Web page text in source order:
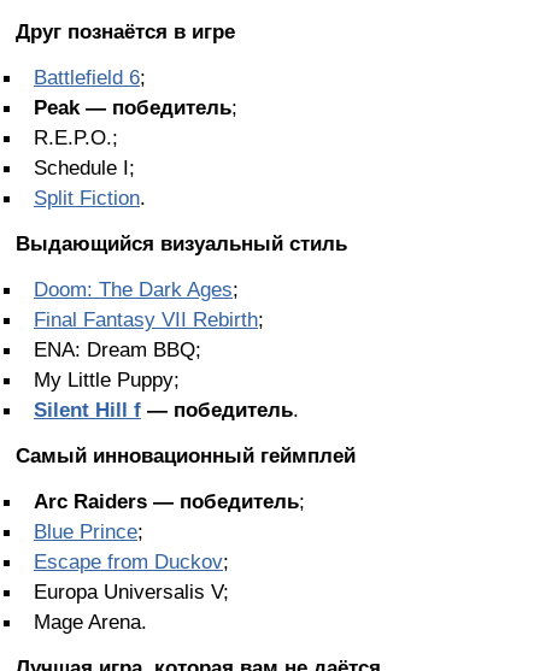
Друг познаётся в игре
Battlefield 6;
Peak — победитель;
R.E.P.O.;
Schedule I;
Split Fiction.
Выдающийся визуальный стиль
Doom: The Dark Ages;
Final Fantasy VII Rebirth;
ENA: Dream BBQ;
My Little Puppy;
Silent Hill f — победитель.
Самый инновационный геймплей
Arc Raiders — победитель;
Blue Prince;
Escape from Duckov;
Europa Universalis V;
Mage Arena.